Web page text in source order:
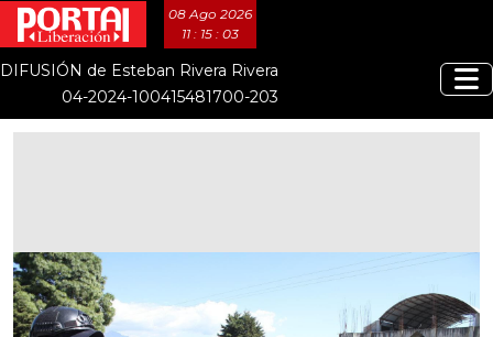
08 Ago 2026
11 : 15 : 03
DIFUSIÓN de Esteban Rivera Rivera
04-2024-100415481700-203